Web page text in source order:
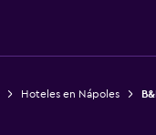
Hoteles en Nápoles